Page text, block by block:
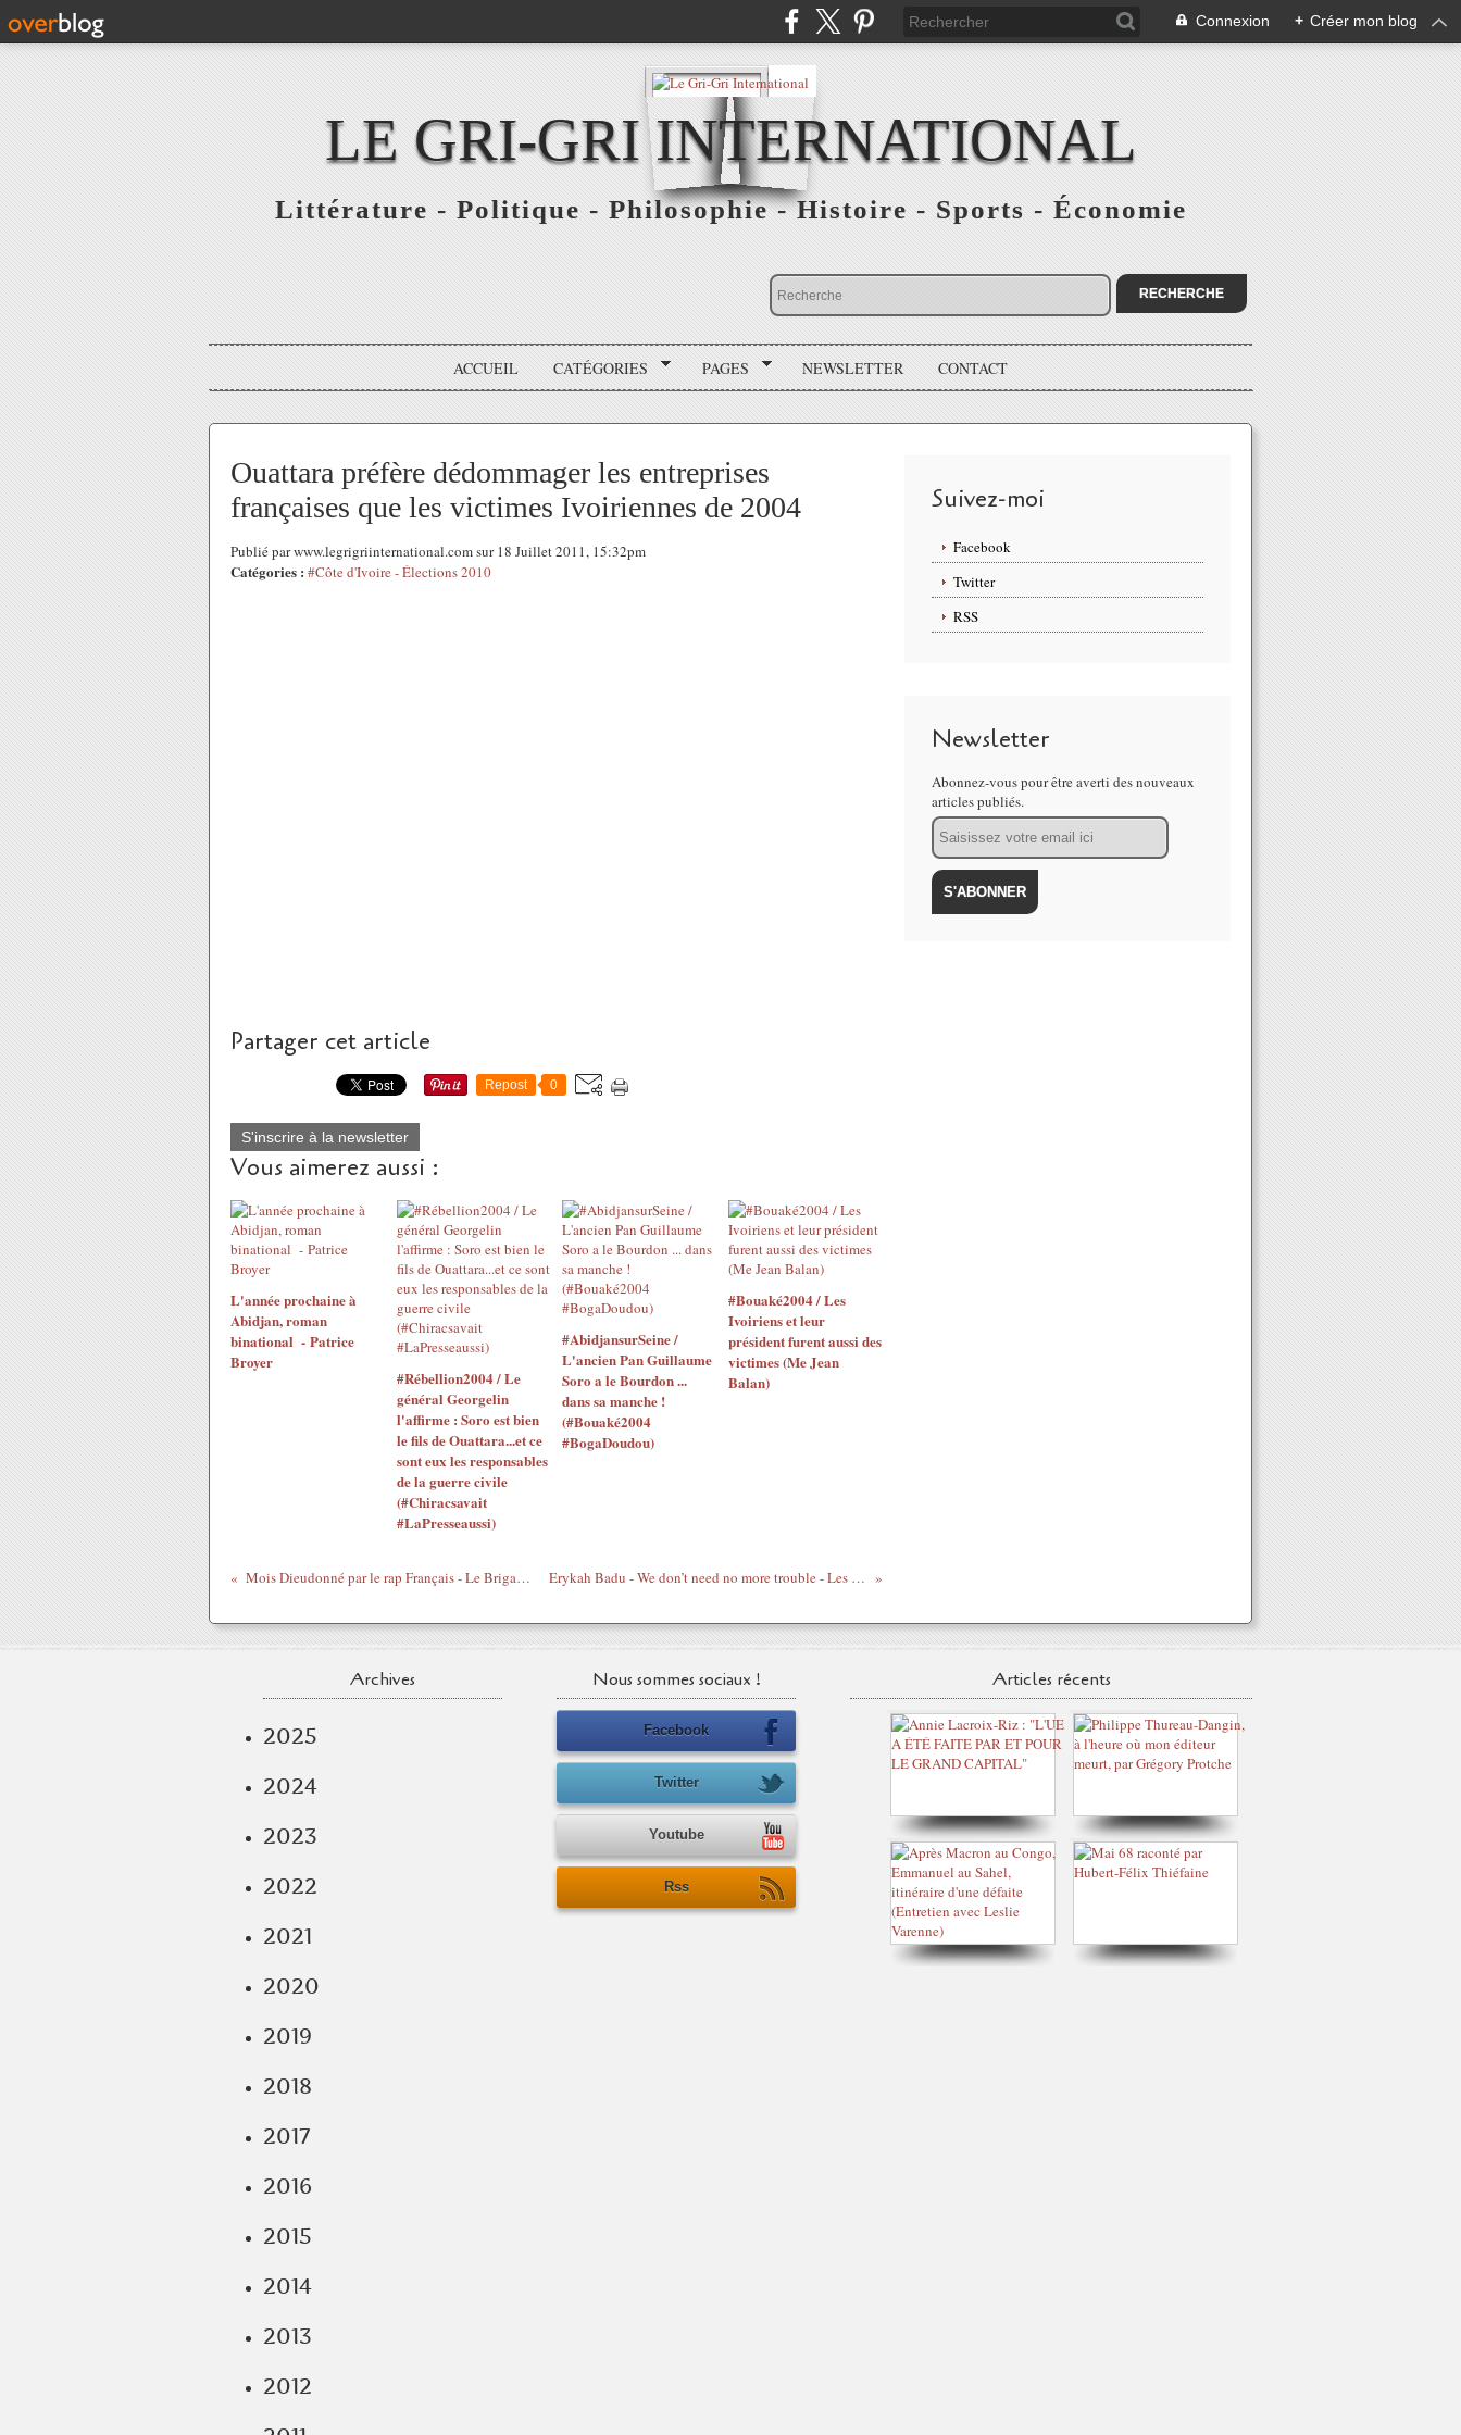
Connexion + Créer mon blog
LE GRI-GRI INTERNATIONAL
Littérature - Politique - Philosophie - Histoire - Sports - Économie
ACCUEIL CATÉGORIES PAGES NEWSLETTER CONTACT
Ouattara préfère dédommager les entreprises
françaises que les victimes Ivoiriennes de 2004
Publié par www.legrigriinternational.com sur 18 Juillet 2011, 15:32pm
Catégories : #Côte d'Ivoire - Élections 2010
Partager cet article
Repost 0
S'inscrire à la newsletter
Vous aimerez aussi :
L'année prochaine à
Abidjan, roman
binational - Patrice
Broyer
#Rébellion2004 / Le
général Georgelin
l'affirme : Soro est bien
le fils de Ouattara...et ce
sont eux les responsables
de la guerre civile
(#Chiracsavait
#LaPresseaussi)
#AbidjansurSeine /
L'ancien Pan Guillaume
Soro a le Bourdon ...
dans sa manche !
(#Bouaké2004
#BogaDoudou)
#Bouaké2004 / Les
Ivoiriens et leur
président furent aussi des
victimes (Me Jean
Balan)
Mois Dieudonné par le rap Français - Le Brigade : Qu'est ce tu veux ? (Interlude) Erykah Badu - We don’t need no more trouble - Les Dames du Reggae, par Princess Erika
Suivez-moi
Facebook
Twitter
RSS
Newsletter
Abonnez-vous pour être averti des nouveaux
articles publiés.
Email
Archives
2025
2024
2023
2022
2021
2020
2019
2018
2017
2016
2015
2014
2013
2012
Nous sommes sociaux !
Facebook
Twitter
Youtube
Rss
Articles récents